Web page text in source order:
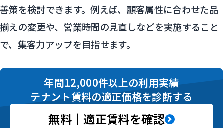
善策を検討できます。例えば、顧客属性に合わせた品
揃えの変更や、営業時間の見直しなどを実施すること
で、集客力アップを目指せます。
年間12,000件以上の利用実績
テナント賃料の適正価格を診断する
無料｜適正賃料を確認